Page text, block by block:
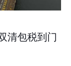
清包税到门